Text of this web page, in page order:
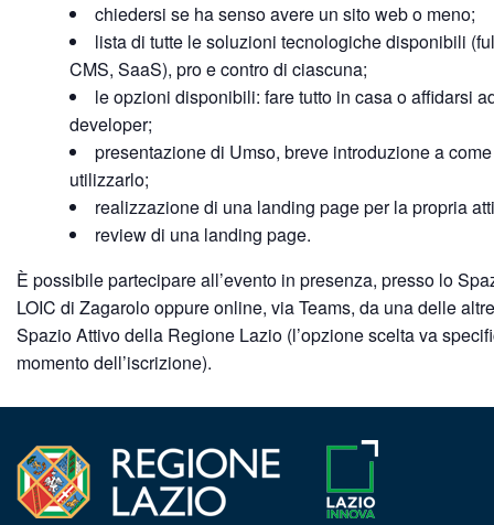
chiedersi se ha senso avere un sito web o meno;
lista di tutte le soluzioni tecnologiche disponibili
CMS, SaaS), pro e contro di ciascuna;
le opzioni disponibili: fare tutto in casa o affidarsi
developer;
presentazione di Umso, breve introduzione a come
utilizzarlo;
realizzazione di una landing page per la propria
review di una landing page.
È possibile partecipare all’evento in presenza, presso lo
LOIC di Zagarolo oppure online, via Teams, da una delle
Spazio Attivo della Regione Lazio (l’opzione scelta va
momento dell’iscrizione).